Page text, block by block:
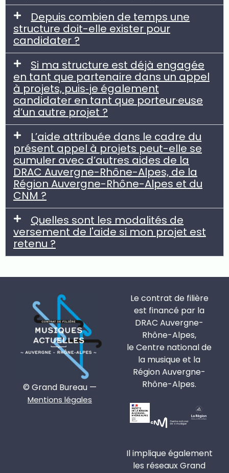
Depuis combien de temps une
structure doit-elle exister pour
candidater ?
Si ma structure est déjà engagée
en tant que partenaire dans un appel
à projets, puis‐je également
candidater en tant que porteur·euse
d’un autre projet ?
L’aide attribuée dans le cadre du
présent appel à projets peut-elle se
cumuler avec d’autres aides de la
DRAC Auvergne-Rhône-Alpes, de la
Région Auvergne-Rhône-Alpes et du
CNM ?
Quelles sont les modalités de
versement de l'aide si mon projet est
retenu ?
© Grand Bureau —
Mentions légales
Le contrat de filière
est financé par la
DRAC Auvergne-
Rhône-Alpes,
le Centre national de
la musique et la
Région Auvergne-
Rhône-Alpes.
Il implique également
les réseaux Grand